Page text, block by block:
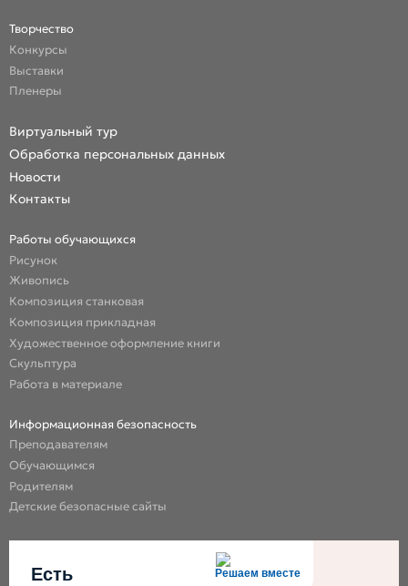
Творчество
Конкурсы
Выставки
Пленеры
Виртуальный тур
Обработка персональных данных
Новости
Контакты
Работы обучающихся
Рисунок
Живопись
Композиция станковая
Композиция прикладная
Художественное оформление книги
Скульптура
Работа в материале
Информационная безопасность
Преподавателям
Обучающимся
Родителям
Детские безопасные сайты
Решаем вместе
Есть